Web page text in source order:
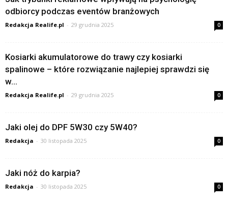
odbiorcy podczas eventów branżowych
Redakcja Realife.pl - 29 grudnia 2025 0
Kosiarki akumulatorowe do trawy czy kosiarki
spalinowe – które rozwiązanie najlepiej sprawdzi się
w...
Redakcja Realife.pl - 29 grudnia 2025 0
Jaki olej do DPF 5W30 czy 5W40?
Redakcja - 30 listopada 2025 0
Jaki nóż do karpia?
Redakcja - 30 listopada 2025 0